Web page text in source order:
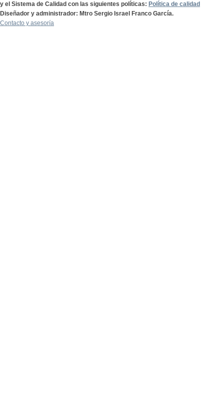
y el Sistema de Calidad con las siguientes políticas: Política de calidad
Diseñador y administrador: Mtro Sergio Israel Franco García.
Contacto y asesoría